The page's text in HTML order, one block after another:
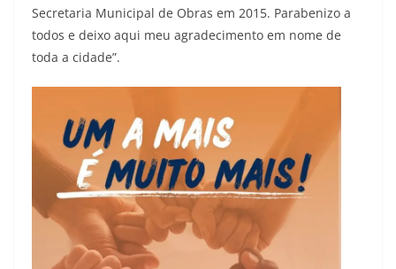
Secretaria Municipal de Obras em 2015. Parabenizo a
todos e deixo aqui meu agradecimento em nome de
toda a cidade”.